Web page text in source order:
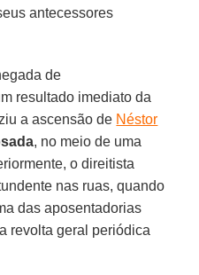
antecessores
de
resultado imediato da
a ascensão de Néstor
, no meio de uma
o direitista
nas ruas, quando
das aposentadorias
revolta geral periódica